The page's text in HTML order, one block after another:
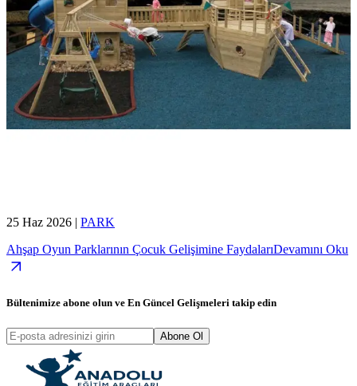
25 Haz 2026 | PARK
Ahşap Oyun Parklarının Çocuk Gelişimine FaydalarıDevamını Oku
Bültenimize abone olun ve En Güncel Gelişmeleri takip edin
Abone Ol